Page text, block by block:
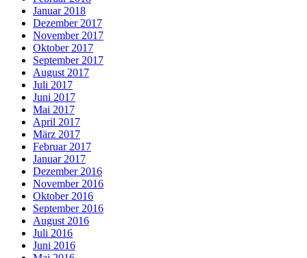
Januar 2018
Dezember 2017
November 2017
Oktober 2017
September 2017
August 2017
Juli 2017
Juni 2017
Mai 2017
April 2017
März 2017
Februar 2017
Januar 2017
Dezember 2016
November 2016
Oktober 2016
September 2016
August 2016
Juli 2016
Juni 2016